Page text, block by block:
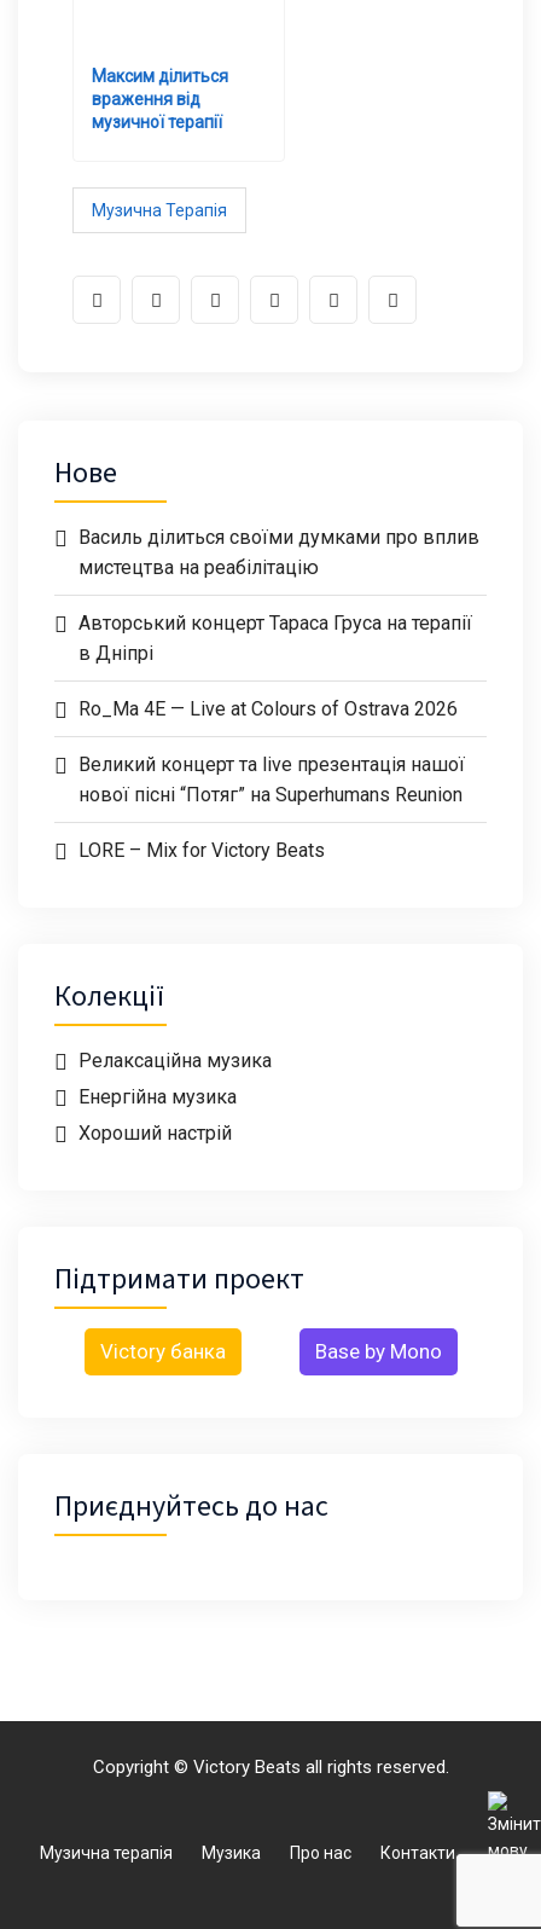
Максим ділиться
враження від
музичної терапії
Музична Терапія
Нове
Василь ділиться своїми думками про вплив
мистецтва на реабілітацію
Авторський концерт Тараса Груса на терапії
в Дніпрі
Ro_Ma 4E — Live at Colours of Ostrava 2026
Великий концерт та live презентація нашої
нової пісні “Потяг” на Superhumans Reunion
LORE – Mix for Victory Beats
Колекції
Релаксаційна музика
Енергійна музика
Хороший настрій
Підтримати проект
Victory банка Base by Mono
Приєднуйтесь до нас
Copyright © Victory Beats all rights reserved.
Музична терапія Музика Про нас Контакти